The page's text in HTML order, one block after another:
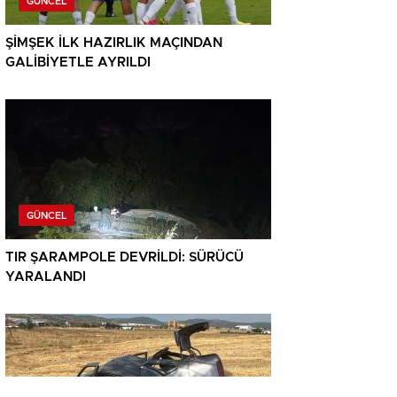
ŞİMŞEK İLK HAZIRLIK MAÇINDAN
GALİBİYETLE AYRILDI
GÜNCEL
TIR ŞARAMPOLE DEVRİLDİ: SÜRÜCÜ
YARALANDI